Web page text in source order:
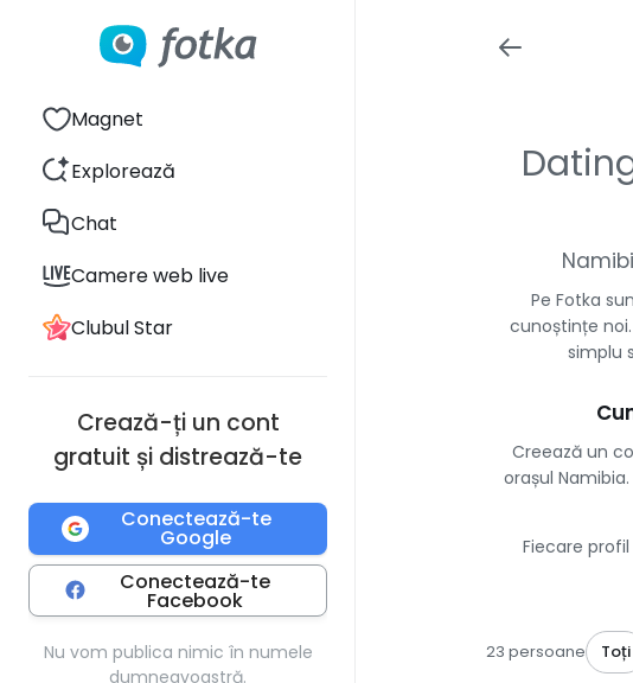
Magnet
Explorează
Chat
Camere web live
Clubul Star
Crează-ți un cont
gratuit și distrează-te
Conectează-te
Google
Conectează-te
Facebook
Nu vom publica nimic în numele
dumneavoastră.
Pe Fotka
cunoștințe
simplu
Creează un
orașul
Fiecare
23 persoane Toți